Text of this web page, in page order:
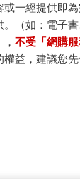
或一經提供即
（如：電子
，不受「網購
權益，建議您